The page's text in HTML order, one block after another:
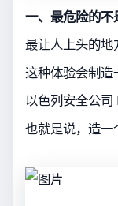
一、最危险的
最让人上头的
这种体验会制
以色列安全公
也就是说，造